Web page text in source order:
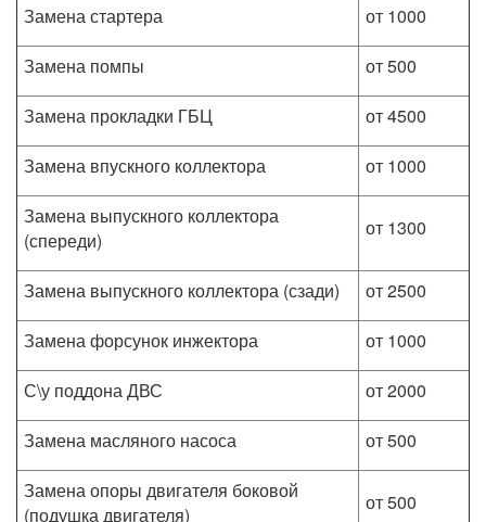
Замена стартера
от 1000
Замена помпы
от 500
Замена прокладки ГБЦ
от 4500
Замена впускного коллектора
от 1000
Замена выпускного коллектора
(спереди)
от 1300
Замена выпускного коллектора (сзади)
от 2500
Замена форсунок инжектора
от 1000
С\у поддона ДВС
от 2000
Замена масляного насоса
от 500
Замена опоры двигателя боковой
(подушка двигателя)
от 500